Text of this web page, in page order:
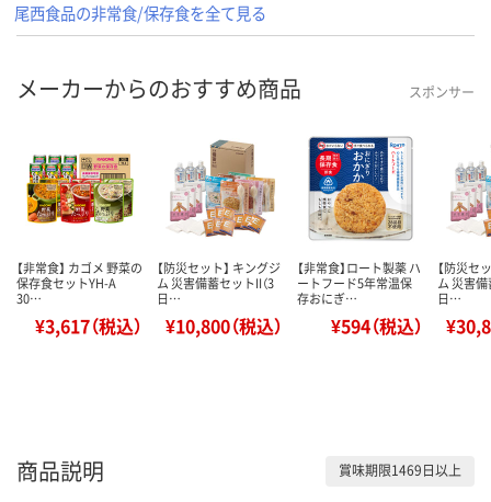
尾西食品の非常食/保存食を全て見る
メーカーからのおすすめ商品 スポンサー
【非常食】 カゴメ 野菜の
保存食セットYH-A
30…
¥3,617（税込）
【防災セット】 キングジ
ム 災害備蓄セットII（3
日…
¥10,800（税込）
【非常食】ロート製薬 ハ
ートフード5年常温保
存おにぎ…
¥594（税込）
【防災セ
ム 災害備
日…
商品説明 賞味期限1469日以上